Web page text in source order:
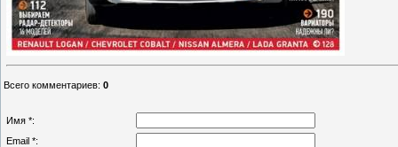
Всего комментариев: 0
Имя *:
Email *: